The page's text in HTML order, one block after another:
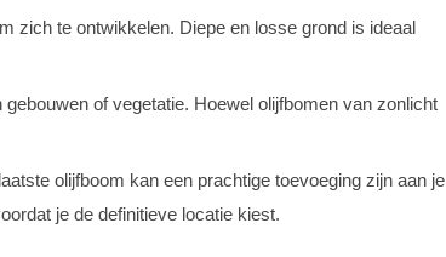
zich te ontwikkelen. Diepe en losse grond is ideaal
of vegetatie. Hoewel olijfbomen van zonlicht
olijfboom kan een prachtige toevoeging zijn aan je
je de definitieve locatie kiest.